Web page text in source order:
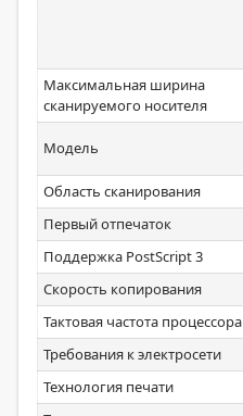
Максимальная ширина
сканируемого носителя
Модель
Область сканирования
Первый отпечаток
Поддержка PostScript 3
Скорость копирования
Тактовая частота процессора
Требования к электросети
Технология печати